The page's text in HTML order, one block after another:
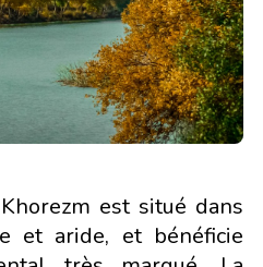
est situé dans
et aride, et bénéficie